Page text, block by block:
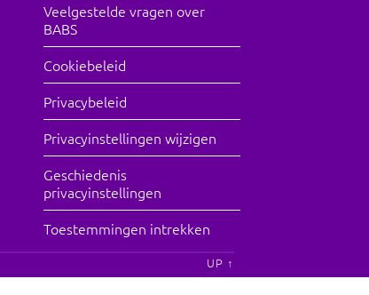
Veelgestelde vragen over
BABS
Cookiebeleid
Privacybeleid
Privacyinstellingen wijzigen
Geschiedenis
privacyinstellingen
Toestemmingen intrekken
UP ↑